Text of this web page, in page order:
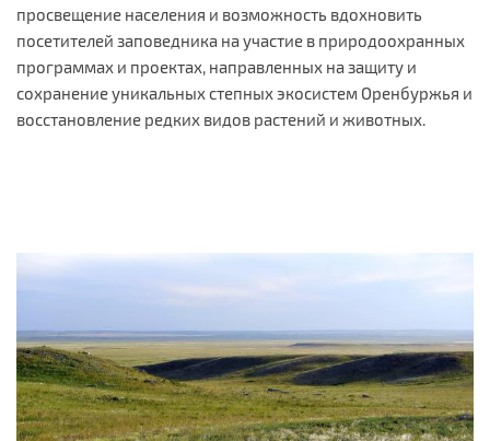
просвещение населения и возможность вдохновить
посетителей заповедника на участие в природоохранных
программах и проектах, направленных на защиту и
сохранение уникальных степных экосистем Оренбуржья и
восстановление редких видов растений и животных.